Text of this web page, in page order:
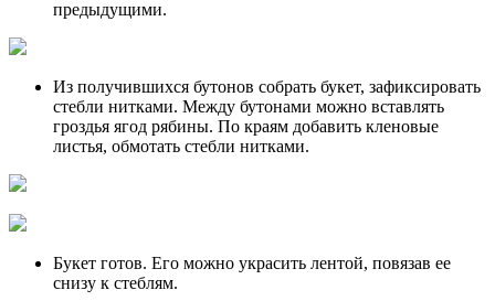
предыдущими.
Из получившихся бутонов собрать букет, зафиксировать
стебли нитками. Между бутонами можно вставлять
гроздья ягод рябины. По краям добавить кленовые
листья, обмотать стебли нитками.
Букет готов. Его можно украсить лентой, повязав ее
снизу к стеблям.